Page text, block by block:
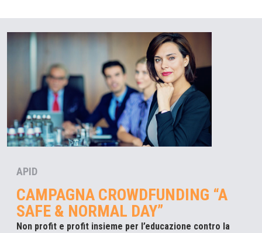
APID
CAMPAGNA CROWDFUNDING “A
SAFE & NORMAL DAY”
Non profit e profit insieme per l’educazione contro la